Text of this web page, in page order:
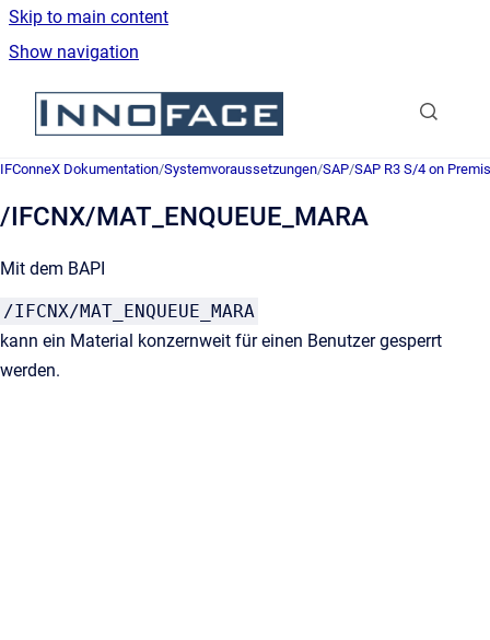
Skip to main content
Show navigation
Go to homepage
IFConneX Dokumentation/Systemvoraussetzungen/SAP/SAP R3 S/4 on
/IFCNX/MAT_ENQUEUE_MARA
Mit dem BAPI
/IFCNX/MAT_ENQUEUE_MARA
kann ein Material konzernweit für einen Benutzer gesperrt
werden.